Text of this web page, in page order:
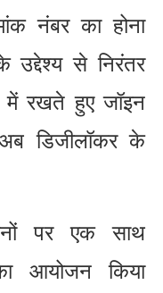
नंबर का होना
उद्देश्य से निरंतर
में रखते हुए जॉइन
डिजीलॉकर के
पर एक साथ
आयोजन किया